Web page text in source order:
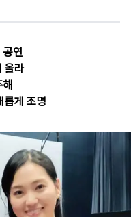
연
올라
롭게 조명